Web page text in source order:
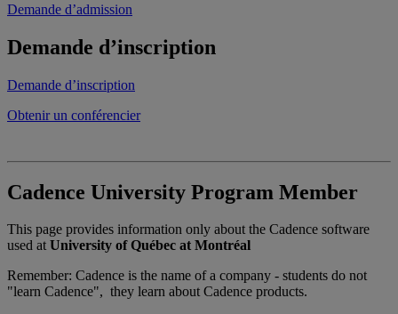
Demande d’admission
Demande d’inscription
Demande d’inscription
Obtenir un conférencier
Cadence University Program Member
This page provides information only about the Cadence software
used atUniversity of Québec at Montréal
Remember: Cadence is the name of a company - students do not
"learn Cadence", they learn about Cadence products.